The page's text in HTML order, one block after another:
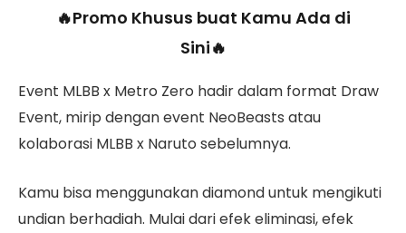
🔥Promo Khusus buat Kamu Ada di
Sini🔥
Event MLBB x Metro Zero hadir dalam format Draw
Event, mirip dengan event NeoBeasts atau
kolaborasi MLBB x Naruto sebelumnya.
Kamu bisa menggunakan diamond untuk mengikuti
undian berhadiah. Mulai dari efek eliminasi, efek